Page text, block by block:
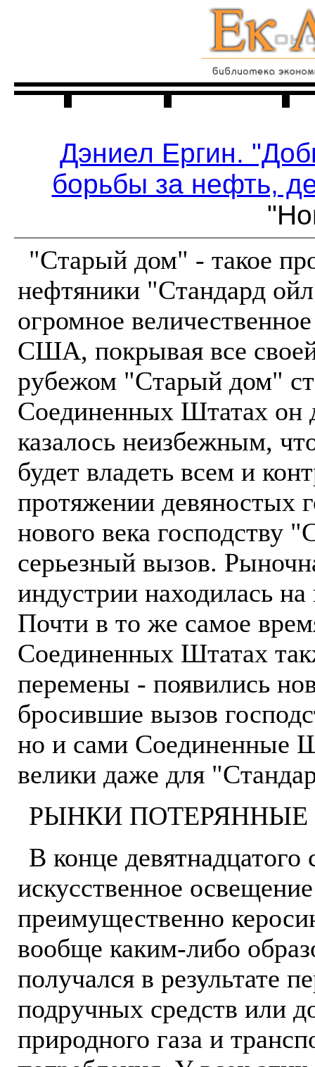
Дэниел Ергин.
борьбы за нефть,
"Старый дом" - такое
нефтяники "Стандард
огромное
США, покрывая все
рубежом "Старый дом"
Соединенных Штатах он
казалось неизбежным,
будет владеть всем и
протяжении девяностых
нового века господству
серьезный вызов.
индустрии находилась
Почти в то же самое
Соединенных Штатах
перемены - появились
бросившие вызов
но и сами Соединенные
велики даже для
РЫНКИ ПОТЕРЯННЫЕ
В конце девятнадцатого
искусственное
преимущественно
вообще каким-либо
получался в результате
подручных средств или
природного газа и